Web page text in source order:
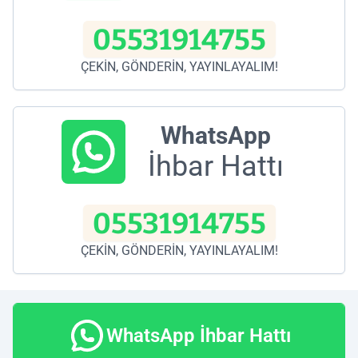
05531914755
ÇEKİN, GÖNDERİN, YAYINLAYALIM!
WhatsApp
İhbar Hattı
05531914755
ÇEKİN, GÖNDERİN, YAYINLAYALIM!
WhatsApp İhbar Hattı